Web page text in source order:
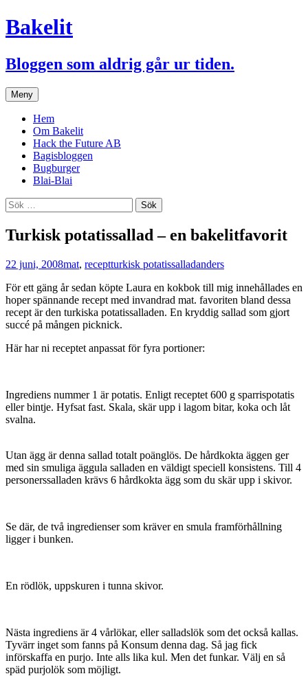
Bakelit
Bloggen som aldrig går ur tiden.
Meny Hoppa
till
innehåll
Hem
Om Bakelit
Hack the Future AB
Bagisbloggen
Bugburger
Blai-Blai
Sök
efter:
Turkisk potatissallad – en bakelitfavorit
22 juni, 2008mat, receptturkisk potatissalladanders
För ett gäng år sedan köpte Laura en kokbok till mig innehållades en
hoper spännande recept med invandrad mat. favoriten bland dessa
recept är den turkiska potatissalladen. En kryddig sallad som gjort
succé på mången picknick.
Här har ni receptet anpassat för fyra portioner:
Ingrediens nummer 1 är potatis. Enligt receptet 600 g sparrispotatis
eller bintje. Hyfsat fast. Skala, skär upp i lagom bitar, koka och låt
svalna.
Utan ägg är denna sallad totalt poänglös. De hårdkokta äggen ger
med sin smuliga äggula salladen en väldigt speciell konsistens. Till 4
personerssalladen krävs 6 hårdkokta ägg som du skär upp i skivor.
Se där, de två ingredienser som kräver en smula framförhållning
ligger i bunken.
En rödlök, uppskuren i tunna skivor.
Nästa ingrediens är 4 vårlökar, eller salladslök som det också kallas.
Tyvärr inget som fanns på Konsum denna dag. Så jag fick
införskaffa en purjo. Inte alls lika kul. Men det funkar. Välj en så
späd purjolök som möjligt.